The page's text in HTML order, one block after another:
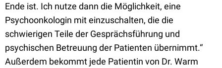
Ende ist. Ich nutze dann die Möglichkeit, eine
Psychoonkologin mit einzuschalten, die die
schwierigen Teile der Gesprächsführung und
psychischen Betreuung der Patienten übernimmt.“
Außerdem bekommt jede Patientin von Dr. Warm